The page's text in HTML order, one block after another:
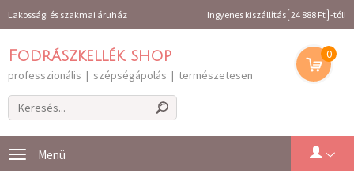
Lakossági és szakmai áruház Ingyenes kiszállítás 24 888 Ft -tól!
Fodrászkellék shop
professzionális | szépségápolás | természetesen
0
Toggle
navigation